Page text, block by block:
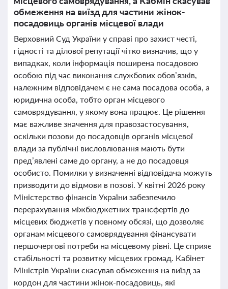
обмеження на виїзд для частини жінок-
посадовиць органів місцевої влади
Верховний Суд України у справі про захист честі,
гідності та ділової репутації чітко визначив, що у
випадках, коли інформація поширена посадовою
особою під час виконання службових обов’язків,
належним відповідачем є не сама посадова особа, а
юридична особа, тобто орган місцевого
самоврядування, у якому вона працює. Це рішення
має важливе значення для правозастосування,
оскільки позови до посадовців органів місцевої
влади за публічні висловлювання мають бути
пред’явлені саме до органу, а не до посадовця
особисто. Помилки у визначенні відповідача можуть
призводити до відмови в позові. У квітні 2026 року
Міністерство фінансів України забезпечило
перерахування міжбюджетних трансфертів до
місцевих бюджетів у повному обсязі, що дозволяє
органам місцевого самоврядування фінансувати
першочергові потреби на місцевому рівні. Це сприяє
стабільності та розвитку місцевих громад. Кабінет
Міністрів України скасував обмеження на виїзд за
кордон для частини жінок-посадовиць, які